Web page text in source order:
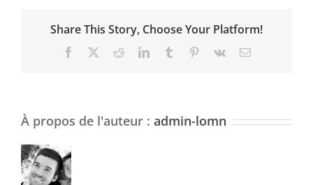
Share This Story, Choose Your Platform!
Facebook RedditLinkedInTumblr Pinterest
Vk Email
À propos de l'auteur : admin-lomn